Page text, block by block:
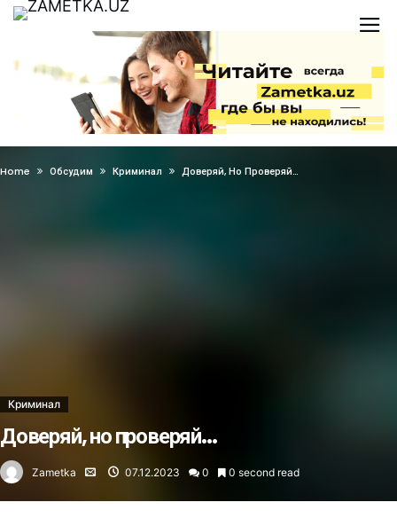
Home Обсудим Криминал Доверяй, Но Проверяй…
Криминал
Доверяй, но проверяй…
Zametka 07.12.2023 0 0 second read